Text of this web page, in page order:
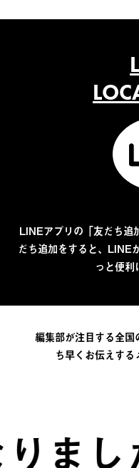
LINEアプリの「友だち
だち追加をすると、LINE
っと便利
編集部が注目する全
ち早くお伝えする
。ふ